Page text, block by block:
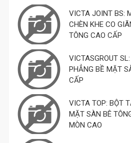
VICTA JOINT BS:
CHÈN KHE CO
TÔNG CAO CẤP
VICTASGROUT
PHẲNG BỀ MẶT
CẤP
VICTA TOP: BỘT
MẶT SÀN BÊ
MÒN CAO